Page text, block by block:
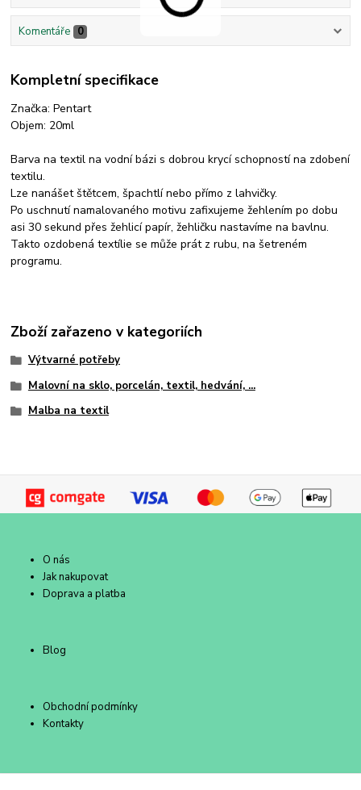
Komentáře 0
Kompletní specifikace
Značka: Pentart
Objem: 20ml
Barva na textil na vodní bázi s dobrou krycí schopností na zdobení
textilu.
Lze nanášet štětcem, špachtlí nebo přímo z lahvičky.
Po uschnutí namalovaného motivu zafixujeme žehlením po dobu
asi 30 sekund přes žehlicí papír, žehličku nastavíme na bavlnu.
Takto ozdobená textílie se může prát z rubu, na šetreném
programu.
Zboží zařazeno v kategoriích
Výtvarné potřeby
Malovní na sklo, porcelán, textil, hedvání, ...
Malba na textil
O nás
Jak nakupovat
Doprava a platba
Blog
Obchodní podmínky
Kontakty